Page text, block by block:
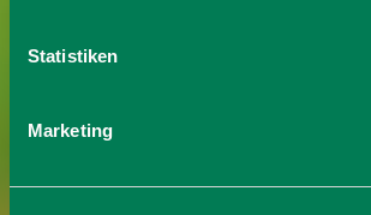
Statistiken
Marketing